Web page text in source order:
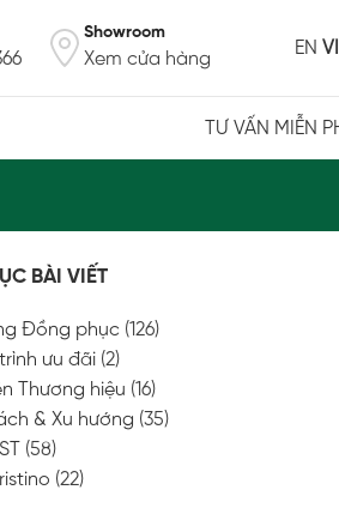
Showroom
Xem cửa hàng
EN VI
TƯ VẤN MIỄN
BÀI VIẾT
Đồng phục (126)
ưu đãi(2)
Thương hiệu (16)
& Xu hướng (35)
(58)
(22)